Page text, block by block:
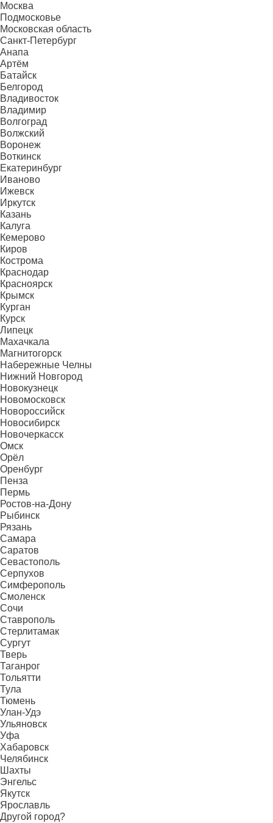
Москва
Подмосковье
Московская область
Санкт-Петербург
Анапа
Артём
Батайск
Белгород
Владивосток
Владимир
Волгоград
Волжский
Воронеж
Воткинск
Екатеринбург
Иваново
Ижевск
Иркутск
Казань
Калуга
Кемерово
Киров
Кострома
Краснодар
Красноярск
Крымск
Курган
Курск
Липецк
Махачкала
Магнитогорск
Набережные Челны
Нижний Новгород
Новокузнецк
Новомосковск
Новороссийск
Новосибирск
Новочеркасск
Омск
Орёл
Оренбург
Пенза
Пермь
Ростов-на-Дону
Рыбинск
Рязань
Самара
Саратов
Севастополь
Серпухов
Симферополь
Смоленск
Сочи
Ставрополь
Стерлитамак
Сургут
Тверь
Таганрог
Тольятти
Тула
Тюмень
Улан-Удэ
Ульяновск
Уфа
Хабаровск
Челябинск
Шахты
Энгельс
Якутск
Ярославль
Другой город?